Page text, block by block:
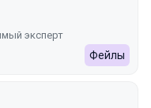
эксперт
Фейлы